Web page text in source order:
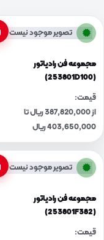
تصویر موجود نیست
مجموعه فن رادیاتور
(253801D100)
قیمت:
از 387,820,000 ریال تا
403,650,000 ریال
تصویر موجود نیست
مجموعه فن رادیاتور
(253801F382)
قیمت: